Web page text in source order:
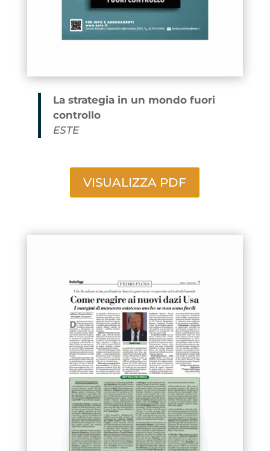
La strategia in un mondo fuori
controllo
ESTE
VISUALIZZA PDF